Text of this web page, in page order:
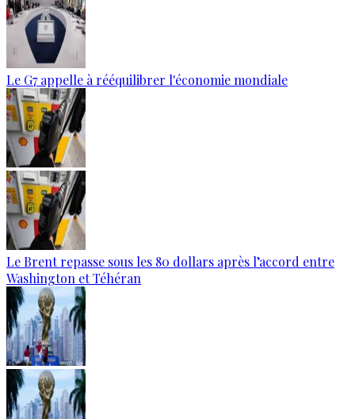
Le G7 appelle à rééquilibrer l'économie mondiale
Le Brent repasse sous les 80 dollars après l’accord entre
Washington et Téhéran